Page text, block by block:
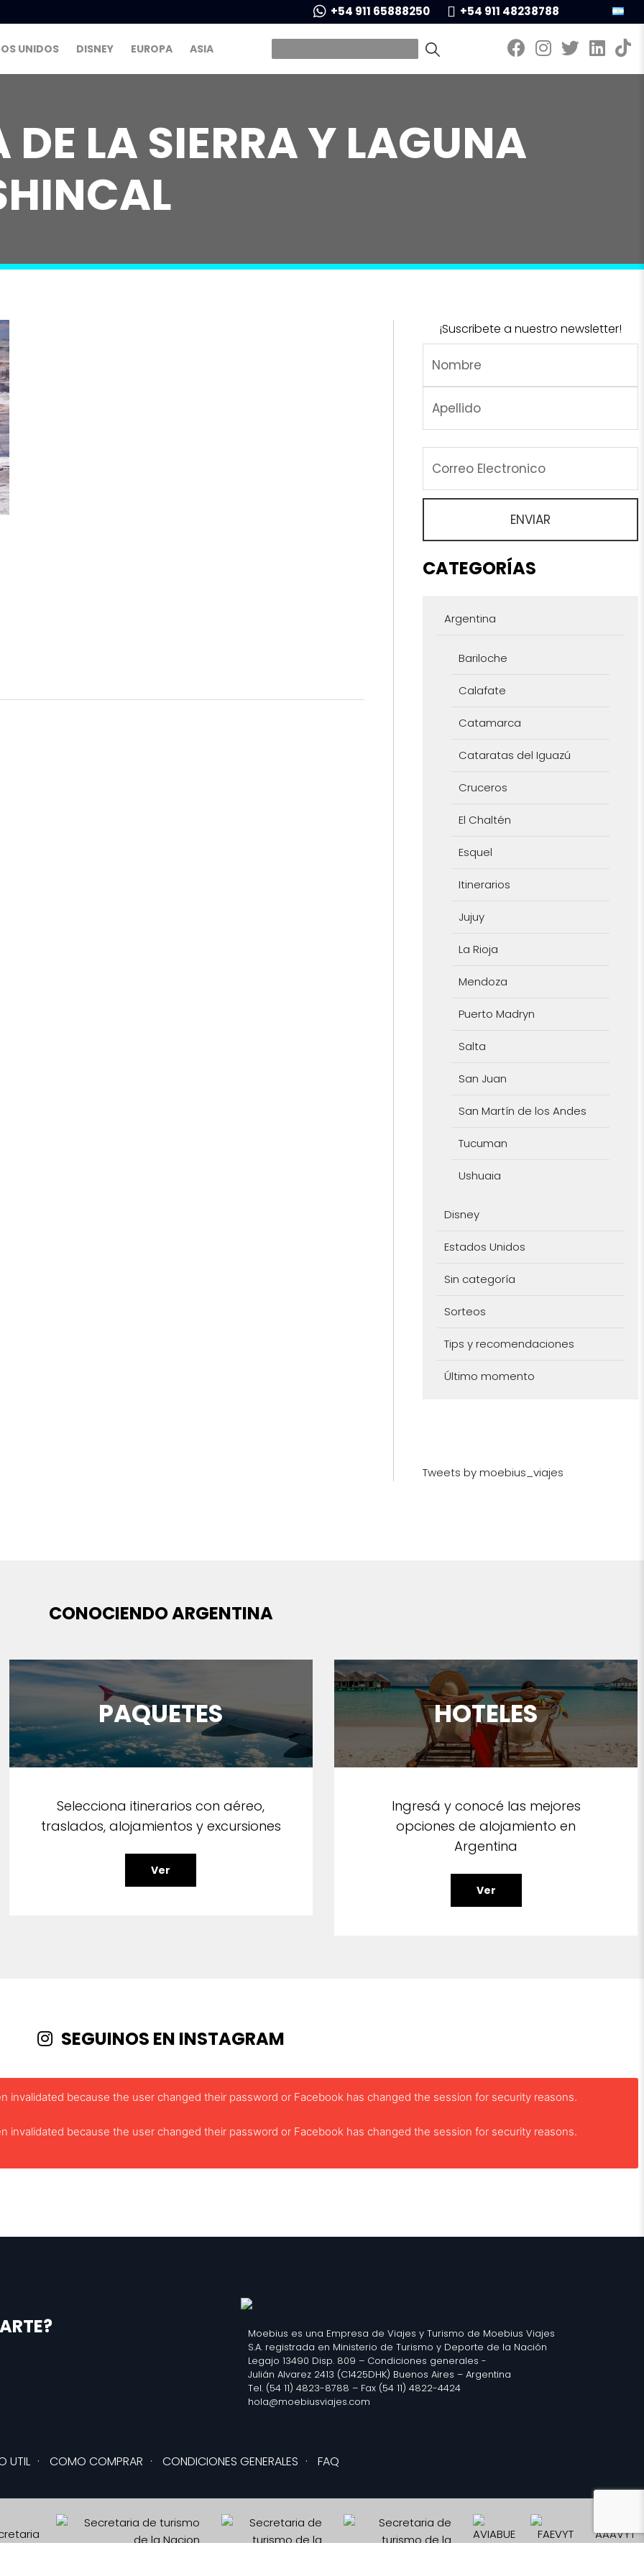
+54 911 65888250 +54 911 48238788
UNIDOS DISNEY EUROPA ASIA
LA SIERRA Y LAGUNA
¡Suscribete a nuestro newsletter!
CATEGORÍAS
Argentina
Bariloche
Calafate
Catamarca
Cataratas del Iguazú
Cruceros
El Chaltén
Esquel
Itinerarios
Jujuy
La Rioja
Mendoza
Puerto Madryn
Salta
San Juan
San Martín de los Andes
Tucuman
Ushuaia
Disney
Estados Unidos
Sin categoría
Sorteos
Tips y recomendaciones
Último momento
Tweets by moebius_viajes
CONOCIENDO ARGENTINA
PAQUETES
Selecciona itinerarios con aéreo,
traslados, alojamientos y excursiones
Ver
HOTELES
Ingresá y conocé las mejores
opciones de alojamiento en
Argentina
Ver
SEGUINOS EN INSTAGRAM
invalidated because the user changed their password or Facebook has changed the session for security reasons.
invalidated because the user changed their password or Facebook has changed the session for security reasons.
Moebius es una Empresa de Viajes y Turismo de Moebius Viajes
S.A. registrada en Ministerio de Turismo y Deporte de la Nación
Legajo 13490 Disp. 809 – Condiciones generales -
Julián Alvarez 2413 (C1425DHK) Buenos Aires – Argentina
Tel. (54 11) 4823-8788 – Fax (54 11) 4822-4424
hola@moebiusviajes.com
UTIL · COMO COMPRAR · CONDICIONES GENERALES · FAQ